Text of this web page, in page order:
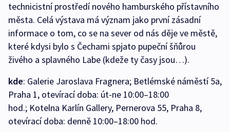
technicistní prostředí nového hamburského přístavního
města. Celá výstava má význam jako první zásadní
informace o tom, co se na sever od nás děje ve městě,
které kdysi bylo s Čechami spjato pupeční šňůrou
živého a splavného Labe (kdeže ty časy jsou…).
kde: Galerie Jaroslava Fragnera; Betlémské náměstí 5a,
Praha 1, otevírací doba: út-ne 10:00–18:00
hod.; Kotelna Karlín Gallery, Pernerova 55, Praha 8,
otevírací doba: denně 10:00–18:00 hod.